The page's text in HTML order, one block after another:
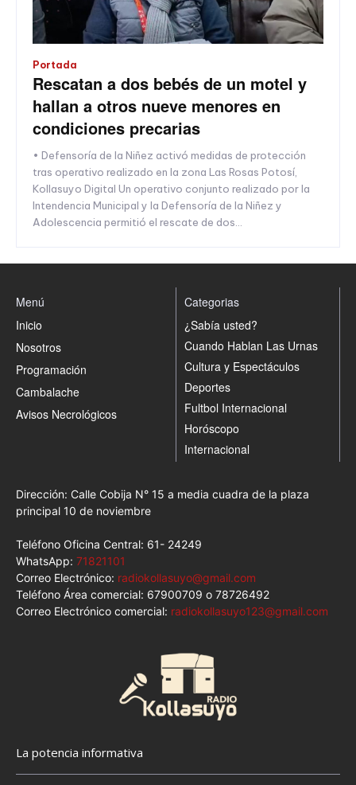
Portada
Rescatan a dos bebés de un motel y
hallan a otros nueve menores en
condiciones precarias
• Defensoría de la Niñez activó medidas de protección
tras operativo realizado en la zona Las Rosas Potosí,
Kollasuyo Digital Un operativo conjunto realizado por la
Intendencia Municipal y la Defensoría de la Niñez y
Adolescencia permitió el rescate de dos...
Menú
Inicio
Nosotros
Programación
Cambalache
Avisos Necrológicos
Categorias
¿Sabía usted?
Cuando Hablan Las Urnas
Cultura y Espectáculos
Deportes
Fultbol Internacional
Horóscopo
Internacional
Dirección: Calle Cobija N° 15 a media cuadra de la plaza
principal 10 de noviembre
Teléfono Oficina Central: 61- 24249
WhatsApp: 71821101
Correo Electrónico: radiokollasuyo@gmail.com
Teléfono Área comercial: 67900709 o 78726492
Correo Electrónico comercial: radiokollasuyo123@gmail.com
La potencia informativa